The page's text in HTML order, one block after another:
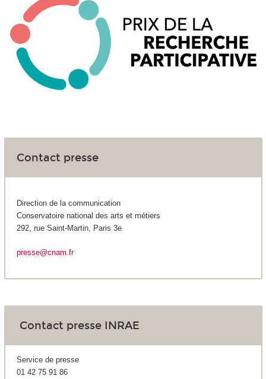
Contact presse
Direction de la communication
Conservatoire national des arts et métiers
292, rue Saint-Martin, Paris 3e
presse@cnam.fr
Contact presse INRAE
Service de presse
01 42 75 91 86